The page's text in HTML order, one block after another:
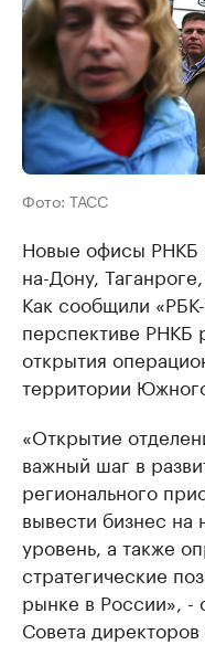
Фото: ТАСС
Новые офисы РНКБ
на-Дону,
Как сообщили
перспективе РНКБ
открытия
территории
«Открытие
важный шаг в
регионального
вывести бизнес
уровень, а также
стратегические
рынке в России», -
Совета